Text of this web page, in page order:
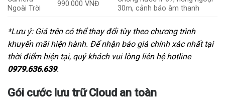
Ngoài Trời
990.000 VNĐ
30m, cảnh báo âm thanh
*Lưu ý: Giá trên có thể thay đổi tùy theo chương trình
khuyến mãi hiện hành. Để nhận báo giá chính xác nhất tại
thời điểm hiện tại, quý khách vui lòng liên hệ hotline
0979.636.639.
Gói cước lưu trữ Cloud an toàn